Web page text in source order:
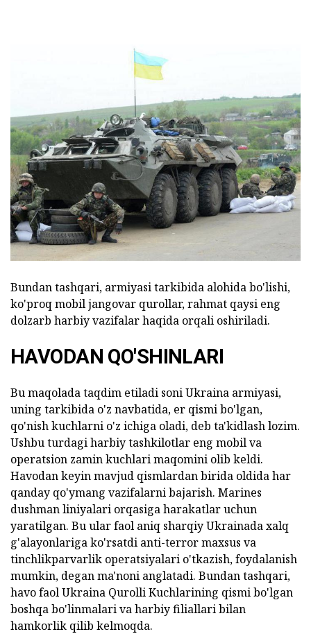
Bundan tashqari, armiyasi tarkibida alohida bo'lishi,
ko'proq mobil jangovar qurollar, rahmat qaysi eng
dolzarb harbiy vazifalar haqida orqali oshiriladi.
HAVODAN QO'SHINLARI
Bu maqolada taqdim etiladi soni Ukraina armiyasi,
uning tarkibida o'z navbatida, er qismi bo'lgan,
qo'nish kuchlarni o'z ichiga oladi, deb ta'kidlash lozim.
Ushbu turdagi harbiy tashkilotlar eng mobil va
operatsion zamin kuchlari maqomini olib keldi.
Havodan keyin mavjud qismlardan birida oldida har
qanday qo'ymang vazifalarni bajarish. Marines
dushman liniyalari orqasiga harakatlar uchun
yaratilgan. Bu ular faol aniq sharqiy Ukrainada xalq
g'alayonlariga ko'rsatdi anti-terror maxsus va
tinchlikparvarlik operatsiyalari o'tkazish, foydalanish
mumkin, degan ma'noni anglatadi. Bundan tashqari,
havo faol Ukraina Qurolli Kuchlarining qismi bo'lgan
boshqa bo'linmalari va harbiy filiallari bilan
hamkorlik qilib kelmoqda.